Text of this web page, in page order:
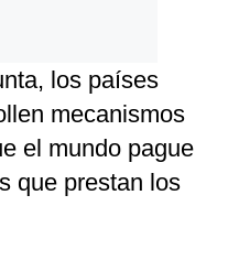
los países
mecanismos
el mundo pague
que prestan los